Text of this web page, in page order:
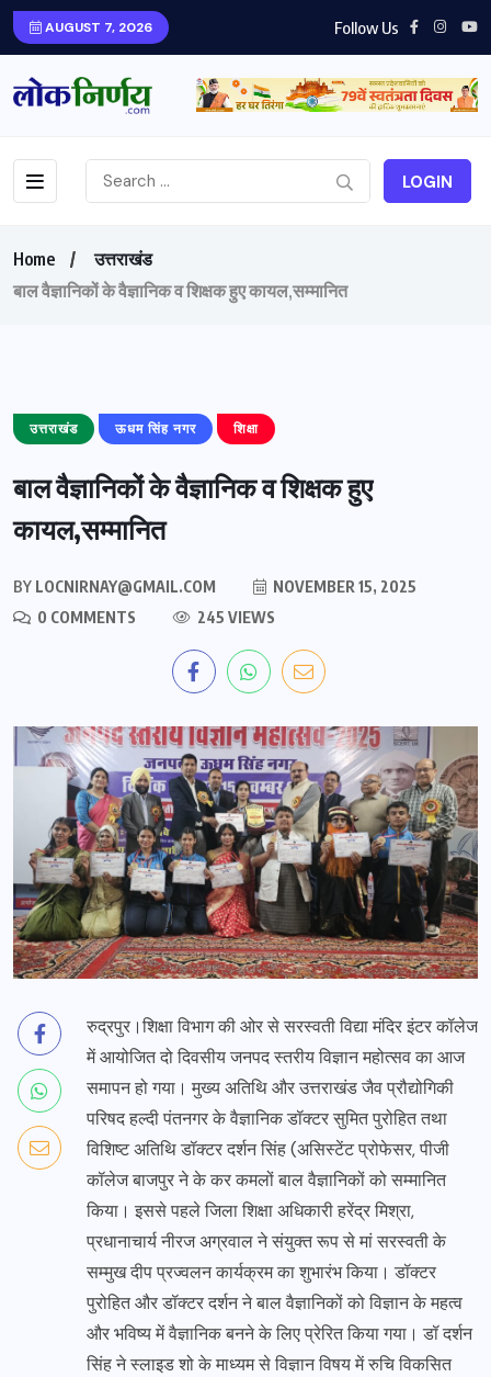
AUGUST 7, 2026 Follow Us
LOGIN
Home
उत्तराखंड
बाल वैज्ञानिकों के वैज्ञानिक व शिक्षक हुए कायल,सम्मानित
उत्तराखंड ऊधम सिंह नगर शिक्षा
बाल वैज्ञानिकों के वैज्ञानिक व शिक्षक हुए
कायल,सम्मानित
BY LOCNIRNAY@GMAIL.COM
NOVEMBER 15, 2025
0 COMMENTS
245 VIEWS
रुद्रपुर।शिक्षा विभाग की ओर से सरस्वती विद्या मंदिर इंटर कॉलेज
में आयोजित दो दिवसीय जनपद स्तरीय विज्ञान महोत्सव का आज
समापन हो गया। मुख्य अतिथि और उत्तराखंड जैव प्रौद्योगिकी
परिषद हल्दी पंतनगर के वैज्ञानिक डॉक्टर सुमित पुरोहित तथा
विशिष्ट अतिथि डॉक्टर दर्शन सिंह (असिस्टेंट प्रोफेसर, पीजी
कॉलेज बाजपुर ने के कर कमलों बाल वैज्ञानिकों को सम्मानित
किया। इससे पहले जिला शिक्षा अधिकारी हरेंद्र मिश्रा,
प्रधानाचार्य नीरज अग्रवाल ने संयुक्त रूप से मां सरस्वती के
सम्मुख दीप प्रज्वलन कार्यक्रम का शुभारंभ किया। डॉक्टर
पुरोहित और डॉक्टर दर्शन ने बाल वैज्ञानिकों को विज्ञान के महत्व
और भविष्य में वैज्ञानिक बनने के लिए प्रेरित किया गया। डॉ दर्शन
सिंह ने स्लाइड शो के माध्यम से विज्ञान विषय में रुचि विकसित